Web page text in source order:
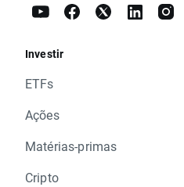
Investir
ETFs
Ações
Matérias-primas
Cripto